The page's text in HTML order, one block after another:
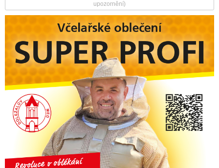
upozornění)